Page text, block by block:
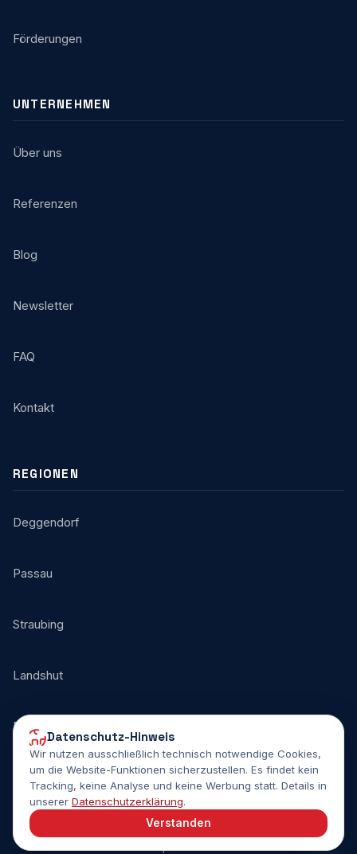
Förderungen
UNTERNEHMEN
Über uns
Referenzen
Blog
Newsletter
FAQ
Kontakt
REGIONEN
Deggendorf
Passau
Straubing
Landshut
Plattling
© 2026 SOMV Project Consulting GmbH
Datenschutz-Hinweis
Wir nutzen ausschließlich technisch notwendige Cookies,
um die Website-Funktionen sicherzustellen. Es findet kein
Tracking, keine Analyse und keine Werbung statt. Details in
unserer Datenschutzerklärung.
Verstanden